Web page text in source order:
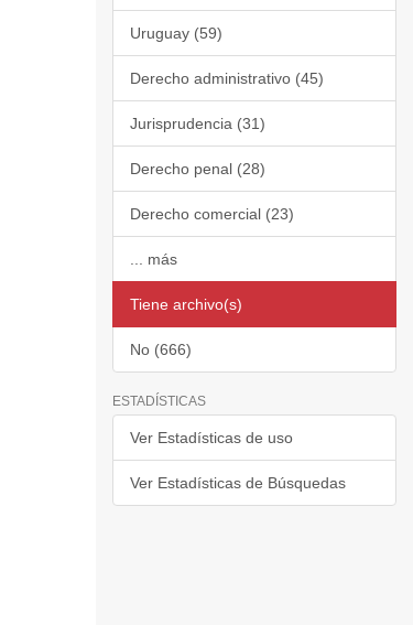
Uruguay (59)
Derecho administrativo (45)
Jurisprudencia (31)
Derecho penal (28)
Derecho comercial (23)
... más
Tiene archivo(s)
No (666)
ESTADÍSTICAS
Ver Estadísticas de uso
Ver Estadísticas de Búsquedas